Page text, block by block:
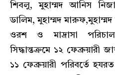
শিবলু, মুহাম্মদ আনিস
ডালিম, মুহাম্মদ
ওরশ ও মাদ্রাসা
সিদ্ধান্তক্রমে ১২ ফেব্রুয়ারী
১১ ফেব্রুয়ারী পরিবর্তে